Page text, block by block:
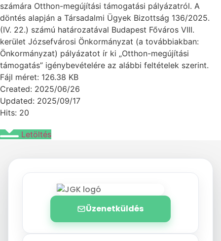
számára Otthon-megújítási támogatási pályázatról. A
döntés alapján a Társadalmi Ügyek Bizottság 136/2025.
(IV. 22.) számú határozatával Budapest Főváros VIII.
kerület Józsefvárosi Önkormányzat (a továbbiakban:
Önkormányzat) pályázatot ír ki „Otthon-megújítási
támogatás” igénybevételére az alábbi feltételek szerint.
Fájl méret: 126.38 KB
Created: 2025/06/26
Updated: 2025/09/17
Hits: 20
Letöltés
Üzenetküldés